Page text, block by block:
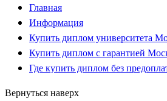
Главная
Информация
Купить диплом университета
Купить диплом с гарантией
Где купить диплом без
Вернуться наверх